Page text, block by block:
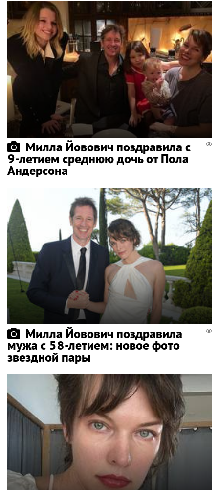
Милла Йовович поздравила с
9-летием среднюю дочь от Пола
Андерсона
Милла Йовович поздравила
мужа с 58-летием: новое фото
звездной пары